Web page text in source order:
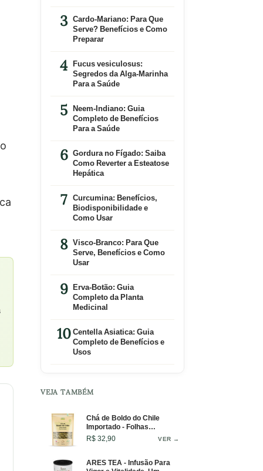
Cardo-Mariano: Para Que
Serve? Benefícios e Como
Preparar
Fucus vesiculosus:
Segredos da Alga-Marinha
Para a Saúde
Neem-Indiano: Guia
Completo de Benefícios
Para a Saúde
Gordura no Fígado: Saiba
Como Reverter a Esteatose
Hepática
Curcumina: Benefícios,
Biodisponibilidade e
Como Usar
Visco-Branco: Para Que
Serve, Benefícios e Como
Usar
Erva-Botão: Guia
Completo da Planta
Medicinal
Centella Asiatica: Guia
Completo de Benefícios e
Usos
VEJA TAMBÉM
Chá de Boldo do Chile
Importado - Folhas
Selecionadas - 50g
R$ 32,90 VER →
ARES TEA - Infusão Para